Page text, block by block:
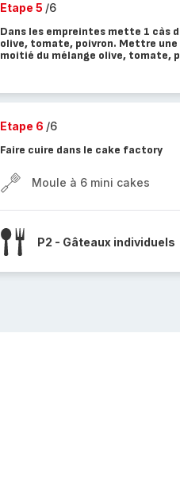
Etape 5 /6
Dans les empreintes mette 1 càs
olive, tomate, poivron. Mettre une
moitié du mélange olive, tomate,
Etape 6 /6
Faire cuire dans le cake factory
Moule à 6 mini cakes
P2 - Gâteaux individuels